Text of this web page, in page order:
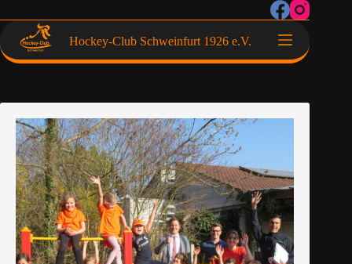
Hockey-Club Schweinfurt 1926 e.V.